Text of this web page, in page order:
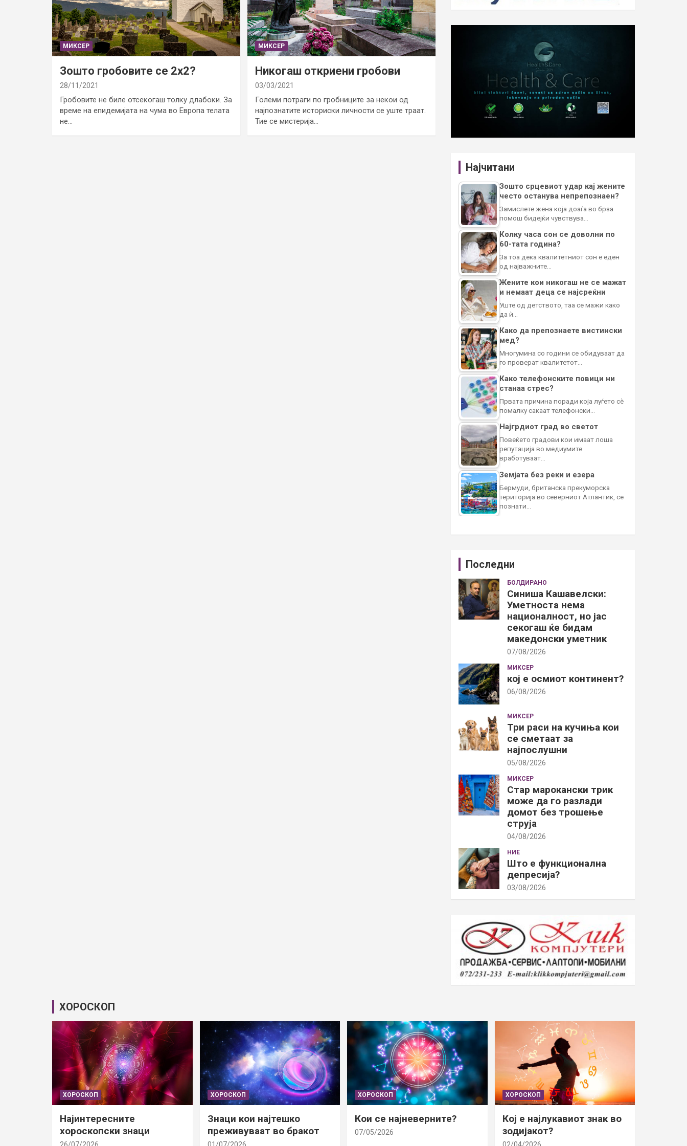
МИКСЕР
Зошто гробовите се 2х2?
28/11/2021
Гробовите не биле отсекогаш толку длабоки. За
време на епидемијата на чума во Европа телата
не…
МИКСЕР
Никогаш откриени гробови
03/03/2021
Големи потраги по гробниците за некои од
најпознатите историски личности се уште траат.
Тие се мистерија…
Најчитани
Зошто срцевиот удар кај жените
често останува непрепознаен?
Замислете жена која доаѓа во брза
помош бидејќи чувствува…
Колку часа сон се доволни по
60-тата година?
За тоа дека квалитетниот сон е еден
од најважните…
Жените кои никогаш не се мажат
и немаат деца се најсреќни
Уште од детството, таа се мажи како
да ѝ…
Како да препознаете вистински
мед?
Многумина со години се обидуваат да
го проверат квалитетот…
Како телефонските повици ни
станаа стрес?
Првата причина поради која луѓето сè
помалку сакаат телефонски…
Најгрдиот град во светот
Повеќето градови кои имаат лоша
репутација во медиумите
вработуваат…
Земјата без реки и езера
Бермуди, британска прекуморска
територија во северниот Атлантик, се
познати…
Последни
БОЛДИРАНО
Синиша Кашавелски:
Уметноста нема
националност, но јас
секогаш ќе бидам
македонски уметник
07/08/2026
МИКСЕР
кој е осмиот континент?
06/08/2026
МИКСЕР
Три раси на кучиња кои
се сметаат за
најпослушни
05/08/2026
МИКСЕР
Стар марокански трик
може да го разлади
домот без трошење
струја
04/08/2026
НИЕ
Што е функционална
депресија?
03/08/2026
ХОРОСКОП
ХОРОСКОП
Најинтересните
хороскопски знаци
ХОРОСКОП
Знаци кои најтешко
преживуваат во бракот
ХОРОСКОП
Кои се најневерните?
07/05/2026
ХОРОСКОП
Кој е најлукавиот знак во
зодијакот?